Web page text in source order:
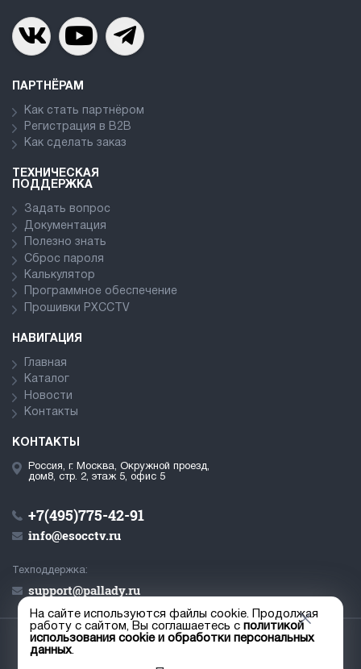
ПАРТНЁРАМ
Как стать партнёром
Регистрация в В2В
Как сделать заказ
ТЕХНИЧЕСКАЯ
ПОДДЕРЖКА
Задать вопрос
Документация
Полезно знать
Сброс пароля
Калькулятор
Программное обеспечение
Прошивки PXCCTV
НАВИГАЦИЯ
Главная
Каталог
Новости
Контакты
КОНТАКТЫ
Россия, г. Москва, Окружной проезд,
дом8, стр. 2, этаж 5, офис 5
+7(495)775-42-91
info@esocctv.ru
Техподдержка:
support@pallady.ru
Пользовательское соглашение
На сайте используются файлы cookie. Продолжая
работу с сайтом, Вы соглашаетесь сполитикой
использования cookie и обработки персональных
данных.